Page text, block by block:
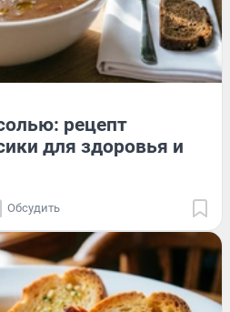
рецепт
для здоровья и
Обсудить